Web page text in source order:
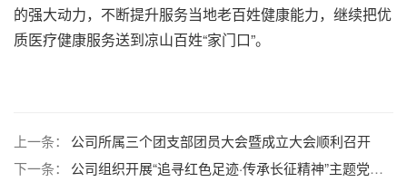
的强大动力，不断提升服务当地老百姓健康能力，继续把优
质医疗健康服务送到凉山百姓“家门口”。
上一条：
公司所属三个团支部团员大会暨成立大会顺利召开
下一条：
公司组织开展“追寻红色足迹·传承长征精神”主题党日活动